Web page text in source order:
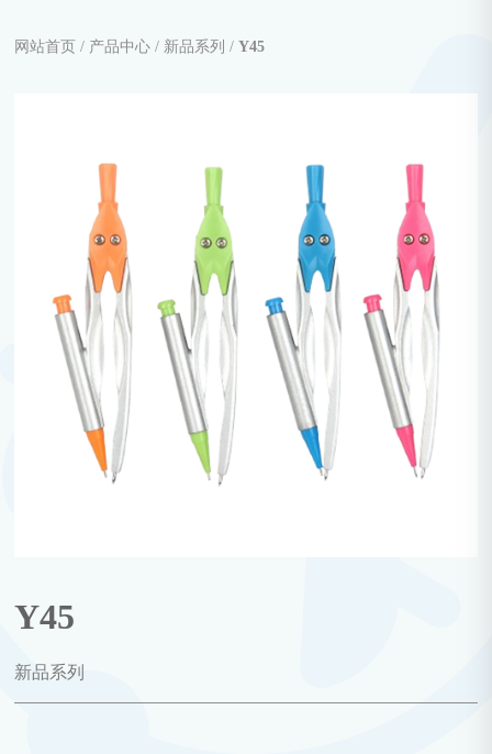
网站首页 / 产品中心 / 新品系列 /Y45
Y45
新品系列